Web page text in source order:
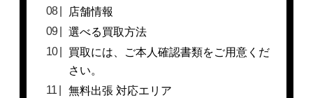
店舗情報
選べる買取方法
買取には、ご本人確認書類をご用意くだ
さい。
無料出張 対応エリア